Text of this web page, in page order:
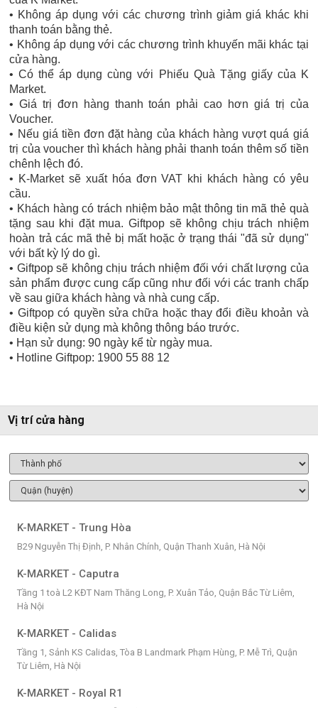
• Không áp dụng với các chương trình giảm giá khác khi
thanh toán bằng thẻ.
• Không áp dụng với các chương trình khuyến mãi khác tại
cửa hàng.
• Có thể áp dụng cùng với Phiếu Quà Tặng giấy của K
Market.
• Giá trị đơn hàng thanh toán phải cao hơn giá trị của
Voucher.
• Nếu giá tiền đơn đặt hàng của khách hàng vượt quá giá
trị của voucher thì khách hàng phải thanh toán thêm số tiền
chênh lệch đó.
• K-Market sẽ xuất hóa đơn VAT khi khách hàng có yêu
cầu.
• Khách hàng có trách nhiệm bảo mật thông tin mã thẻ quà
tặng sau khi đặt mua. Giftpop sẽ không chịu trách nhiệm
hoàn trả các mã thẻ bị mất hoặc ở trạng thái "đã sử dụng"
với bất kỳ lý do gì.
• Giftpop sẽ không chịu trách nhiệm đối với chất lượng của
sản phẩm được cung cấp cũng như đối với các tranh chấp
về sau giữa khách hàng và nhà cung cấp.
• Giftpop có quyền sửa chữa hoặc thay đổi điều khoản và
điều kiện sử dụng mà không thông báo trước.
• Hạn sử dụng: 90 ngày kể từ ngày mua.
• Hotline Giftpop: 1900 55 88 12
Vị trí cửa hàng
K-MARKET - Trung Hòa
B29 Nguyễn Thị Định, P. Nhân Chính, Quận Thanh Xuân, Hà Nội
K-MARKET - Caputra
Tầng 1 toà L2 KĐT Nam Thăng Long, P. Xuân Tảo, Quận Bắc Từ Liêm,
Hà Nội
K-MARKET - Calidas
Tầng 1, Sảnh KS Calidas, Tòa B Landmark Phạm Hùng, P. Mễ Trì, Quận
Từ Liêm, Hà Nội
K-MARKET - Royal R1